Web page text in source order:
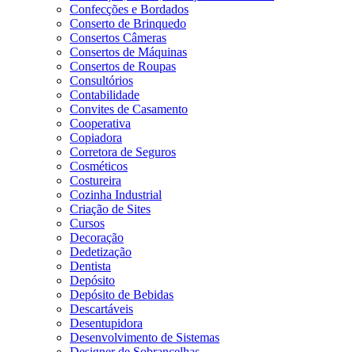
Confecções e Bordados
Conserto de Brinquedo
Consertos Câmeras
Consertos de Máquinas
Consertos de Roupas
Consultórios
Contabilidade
Convites de Casamento
Cooperativa
Copiadora
Corretora de Seguros
Cosméticos
Costureira
Cozinha Industrial
Criação de Sites
Cursos
Decoração
Dedetização
Dentista
Depósito
Depósito de Bebidas
Descartáveis
Desentupidora
Desenvolvimento de Sistemas